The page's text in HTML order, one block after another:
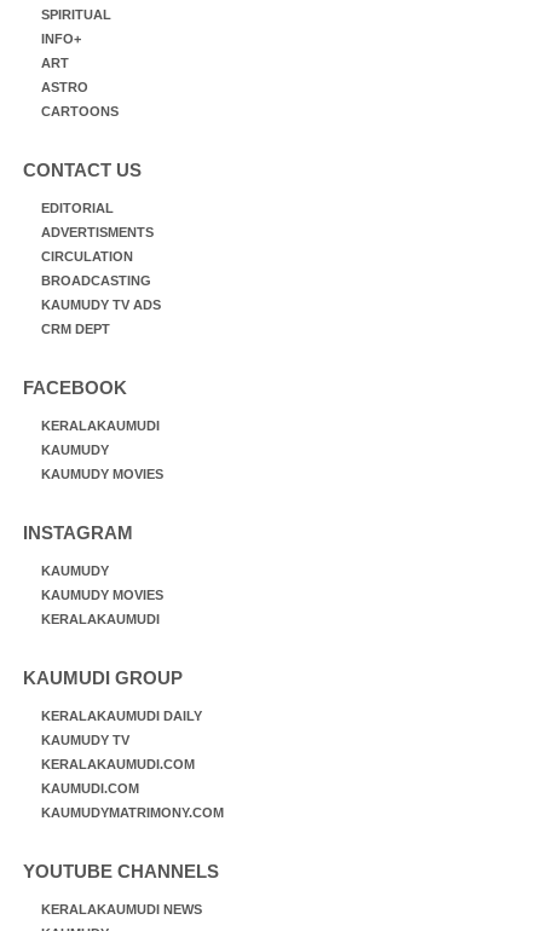
SPIRITUAL
INFO+
ART
ASTRO
CARTOONS
CONTACT US
EDITORIAL
ADVERTISMENTS
CIRCULATION
BROADCASTING
KAUMUDY TV ADS
CRM DEPT
FACEBOOK
KERALAKAUMUDI
KAUMUDY
KAUMUDY MOVIES
INSTAGRAM
KAUMUDY
KAUMUDY MOVIES
KERALAKAUMUDI
KAUMUDI GROUP
KERALAKAUMUDI DAILY
KAUMUDY TV
KERALAKAUMUDI.COM
KAUMUDI.COM
KAUMUDYMATRIMONY.COM
YOUTUBE CHANNELS
KERALAKAUMUDI NEWS